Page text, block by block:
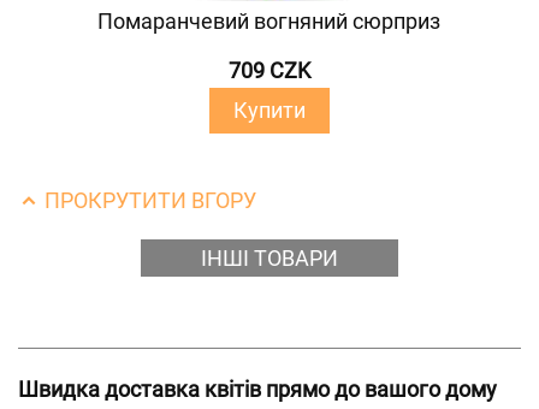
Помаранчевий вогняний сюрприз
709 CZK
Купити
ПРОКРУТИТИ ВГОРУ
ІНШІ ТОВАРИ
Швидка доставка квітів прямо до вашого дому